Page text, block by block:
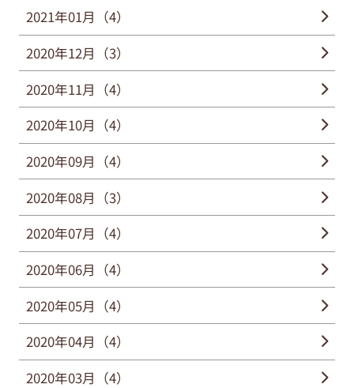
2021年01月（4）
2020年12月（3）
2020年11月（4）
2020年10月（4）
2020年09月（4）
2020年08月（3）
2020年07月（4）
2020年06月（4）
2020年05月（4）
2020年04月（4）
2020年03月（4）